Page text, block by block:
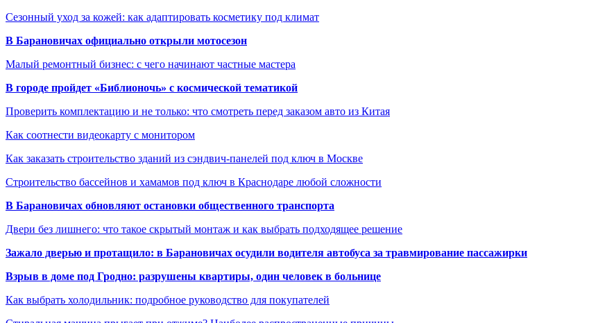
Сезонный уход за кожей: как адаптировать косметику под климат
В Барановичах официально открыли мотосезон
Малый ремонтный бизнес: с чего начинают частные мастера
В городе пройдет «Библионочь» с космической тематикой
Проверить комплектацию и не только: что смотреть перед заказом авто из Китая
Как соотнести видеокарту с монитором
Как заказать строительство зданий из сэндвич-панелей под ключ в Москве
Строительство бассейнов и хамамов под ключ в Краснодаре любой сложности
В Барановичах обновляют остановки общественного транспорта
Двери без лишнего: что такое скрытый монтаж и как выбрать подходящее решение
Зажало дверью и протащило: в Барановичах осудили водителя автобуса за травмирование пассажирки
Взрыв в доме под Гродно: разрушены квартиры, один человек в больнице
Как выбрать холодильник: подробное руководство для покупателей